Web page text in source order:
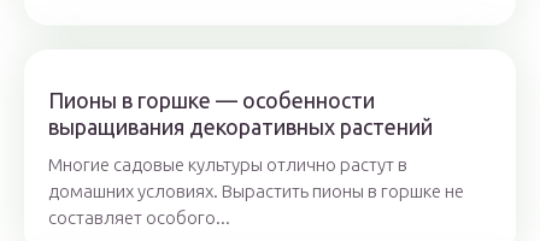
Пионы в горшке — особенности
выращивания декоративных растений
Многие садовые культуры отлично растут в
домашних условиях. Вырастить пионы в горшке не
составляет особого...